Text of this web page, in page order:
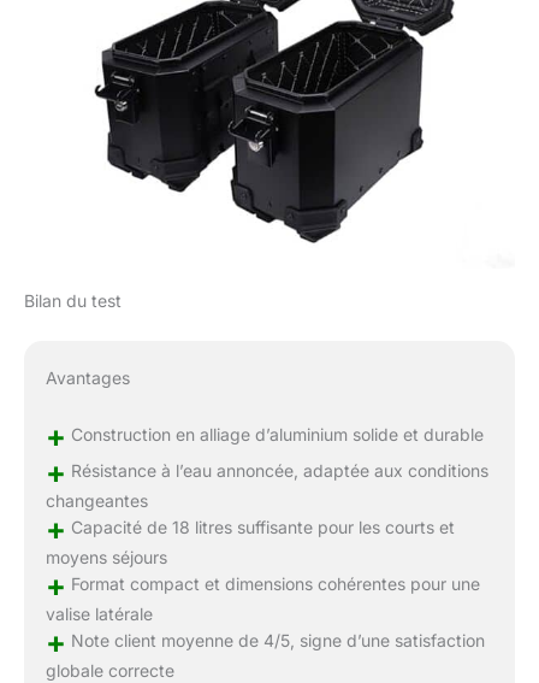
Bilan du test
Avantages
+ Construction en alliage d’aluminium solide et durable
+ Résistance à l’eau annoncée, adaptée aux conditions
changeantes
+ Capacité de 18 litres suffisante pour les courts et
moyens séjours
+ Format compact et dimensions cohérentes pour une
valise latérale
+ Note client moyenne de 4/5, signe d’une satisfaction
globale correcte